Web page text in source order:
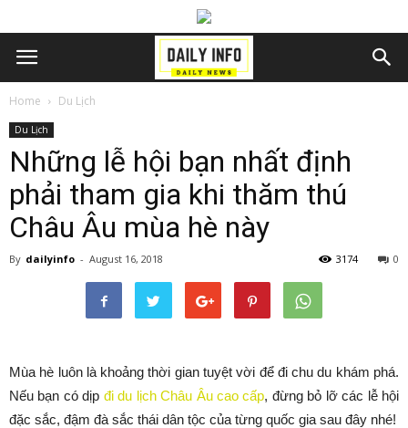
Home Du Lịch
Du Lịch
Những lễ hội bạn nhất định
phải tham gia khi thăm thú
Châu Âu mùa hè này
By dailyinfo - August 16, 2018 0
3174
Mùa hè luôn là khoảng thời gian tuyệt vời để đi chu du khám phá.
Nếu bạn có dịp đi du lịch Châu Âu cao cấp, đừng bỏ lỡ các lễ hội
đặc sắc, đậm đà sắc thái dân tộc của từng quốc gia sau đây nhé!